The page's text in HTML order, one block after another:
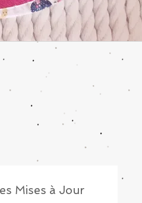
Mises à Jour